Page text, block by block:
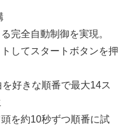
完全自動制御を実現。
トしてスタートボタンを押
を好きな順番で最大14ス
頭を約10秒ずつ順番に試